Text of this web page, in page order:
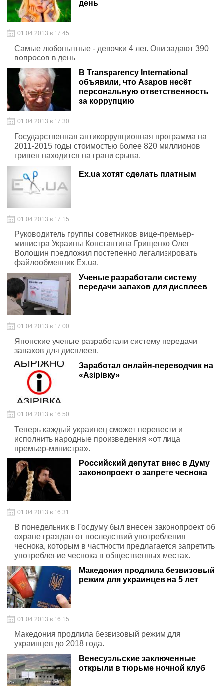
день
01.04.2013 в 17:45
Самые любопытные - девочки 4 лет. Они задают 390
вопросов в день
В Transparency International
объявили, что Азаров несёт
персональную ответственность
за коррупцию
01.04.2013 в 17:30
Государственная антикоррупционная программа на
2011-2015 годы стоимостью более 820 миллионов
гривен находится на грани срыва.
Ex.ua хотят сделать платным
01.04.2013 в 17:15
Руководитель группы советников вице-премьер-
министра Украины Константина Грищенко Олег
Волошин предложил постепенно легализировать
файлообменник Ex.ua.
Ученые разработали систему
передачи запахов для дисплеев
01.04.2013 в 17:00
Японские ученые разработали систему передачи
запахов для дисплеев.
Заработал онлайн-переводчик на
«Азірівку»
01.04.2013 в 16:50
Теперь каждый украинец сможет перевести и
исполнить народные произведения «от лица
премьер-министра».
Российский депутат внес в Думу
законопроект о запрете чеснока
01.04.2013 в 16:31
В понедельник в Госдуму был внесен законопроект об
охране граждан от последствий употребления
чеснока, которым в частности предлагается запретить
употребление чеснока в общественных местах.
Македония продлила безвизовый
режим для украинцев на 5 лет
01.04.2013 в 16:15
Македония продлила безвизовый режим для
украинцев до 2018 года.
Венесуэльские заключенные
открыли в тюрьме ночной клуб